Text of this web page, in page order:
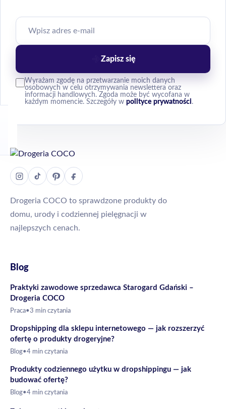
Wyrażam zgodę na przetwarzanie moich danych
osobowych w celu otrzymywania newslettera oraz
informacji handlowych. Zgoda może być wycofana w
każdym momencie. Szczegóły w polityce prywatności.
Zapisz się
Drogeria COCO to sprawdzone produkty do
domu, urody i codziennej pielęgnacji w
najlepszych cenach.
Blog
Praktyki zawodowe sprzedawca Starogard Gdański –
Drogeria COCO
Praca•3 min czytania
Dropshipping dla sklepu internetowego — jak rozszerzyć
ofertę o produkty drogeryjne?
Blog•4 min czytania
Produkty codziennego użytku w dropshippingu — jak
budować ofertę?
Blog•4 min czytania